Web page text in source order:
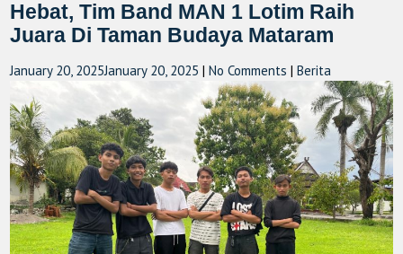
Hebat, Tim Band MAN 1 Lotim Raih
Juara Di Taman Budaya Mataram
January 20, 2025January 20, 2025 |No Comments |Berita